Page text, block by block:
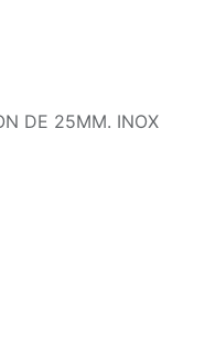
DE 25MM. INOX